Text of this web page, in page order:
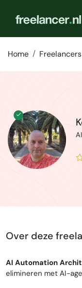
Home Freelancers
Over deze
AI Automation
elimineren met AI-